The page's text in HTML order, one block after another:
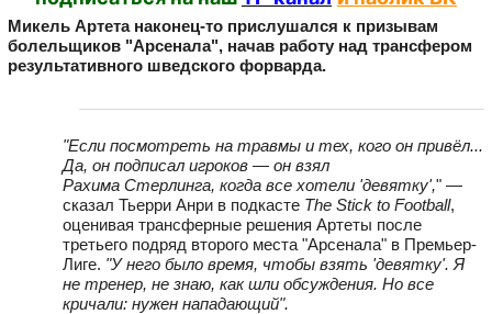
Микель Артета наконец-то прислушался к призывам
болельщиков "Арсенала", начав работу над трансфером
результативного шведского форварда.
"Если посмотреть на травмы и тех, кого он привёл...
Да, он подписал игроков — он взял
Рахима Стерлинга, когда все хотели 'девятку'," —
сказал Тьерри Анри в подкасте The Stick to Football,
оценивая трансферные решения Артеты после
третьего подряд второго места "Арсенала" в Премьер-
Лиге. "У него было время, чтобы взять 'девятку'. Я
не тренер, не знаю, как шли обсуждения. Но все
кричали: нужен нападающий".